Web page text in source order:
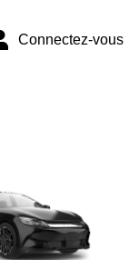
Connectez-vous